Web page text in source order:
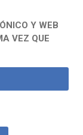
Y WEB
VEZ QUE